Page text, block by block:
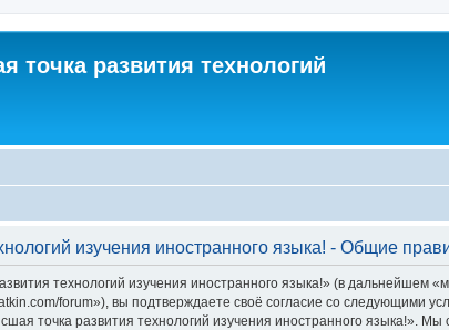
развития технологий
изучения иностранного языка! - Общие
технологий изучения иностранного языка!» (в дальнейшем
forum»), вы подтверждаете своё согласие со следующими
точка развития технологий изучения иностранного языка!».